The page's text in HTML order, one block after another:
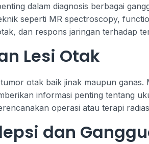
dalam diagnosis berbagai
seperti MR spectroscopy,
dan respons jaringan terhadap
Lesi Otak
otak baik jinak maupun ganas.
informasi penting tentang
operasi atau terapi
dan